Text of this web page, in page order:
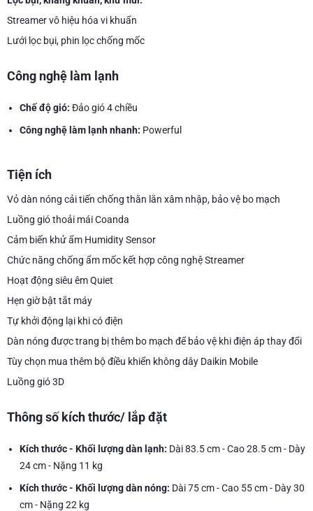
Streamer vô hiệu hóa vi khuẩn
Lưới lọc bụi, phin lọc chống mốc
Công nghệ làm lạnh
Chế độ gió: Đảo gió 4 chiều
Công nghệ làm lạnh nhanh: Powerful
Tiện ích
Vỏ dàn nóng cải tiến chống thằn lằn xâm nhập, bảo vệ bo mạch
Luồng gió thoải mái Coanda
Cảm biến khử ẩm Humidity Sensor
Chức năng chống ẩm mốc kết hợp công nghệ Streamer
Hoạt động siêu êm Quiet
Hẹn giờ bật tắt máy
Tự khởi động lại khi có điện
Dàn nóng được trang bị thêm bo mạch để bảo vệ khi điện áp thay đổi
Tùy chọn mua thêm bộ điều khiển không dây Daikin Mobile
Luồng gió 3D
Thông số kích thước/ lắp đặt
Kích thước - Khối lượng dàn lạnh: Dài 83.5 cm - Cao 28.5 cm - Dày
24 cm - Nặng 11 kg
Kích thước - Khối lượng dàn nóng: Dài 75 cm - Cao 55 cm - Dày 30
cm - Nặng 22 kg